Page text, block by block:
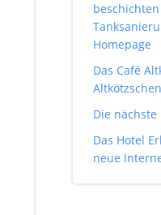
Homepage
Das Café
Die
Das Hotel
neue